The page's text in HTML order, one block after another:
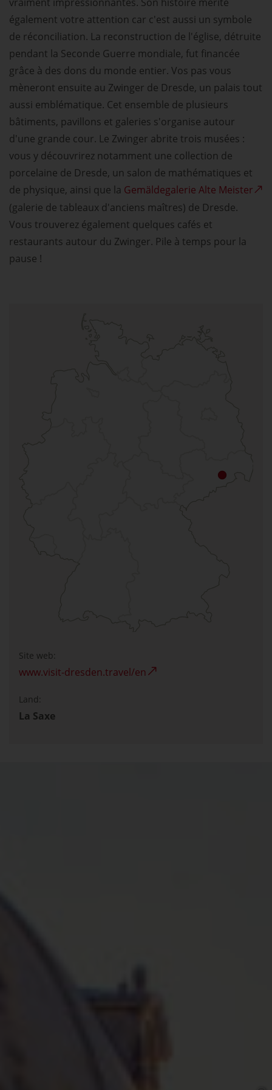
également votre attention car c'est aussi un symbole
de réconciliation. La reconstruction de l'église, détruite
pendant la Seconde Guerre mondiale, fut financée
grâce à des dons du monde entier. Vos pas vous
mèneront ensuite au Zwinger de Dresde, un palais tout
aussi emblématique. Cet ensemble de plusieurs
bâtiments, pavillons et galeries s'organise autour
d'une grande cour. Le Zwinger abrite trois musées :
vous y découvrirez notamment une collection de
porcelaine de Dresde, un salon de mathématiques et
de physique, ainsi que la Gemäldegalerie Alte Meister
(galerie de tableaux d'anciens maîtres) de Dresde.
Vous trouverez également quelques cafés et
restaurants autour du Zwinger. Pile à temps pour la
pause !
Site web:
www.visit-dresden.travel/en
Land:
La Saxe